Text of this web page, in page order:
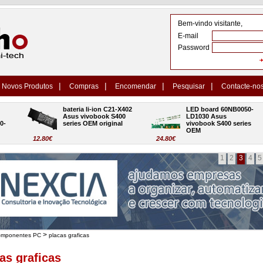
Bem-vindo visitante,
E-mail
Password
Novos Produtos | Compras | Encomendar | Pesquisar | Contacte-
12.80€
bateria li-ion C21-X402
Asus vivobook S400
series OEM original
24.80€
LED board 60NB0050-
LD1030 Asus
vivobook S400 series
OEM
1 2 3 4 5
PC > placas graficas
graficas